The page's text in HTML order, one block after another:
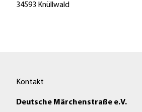
34593 Knüllwald
Kontakt
Deutsche Märchenstraße e.V.